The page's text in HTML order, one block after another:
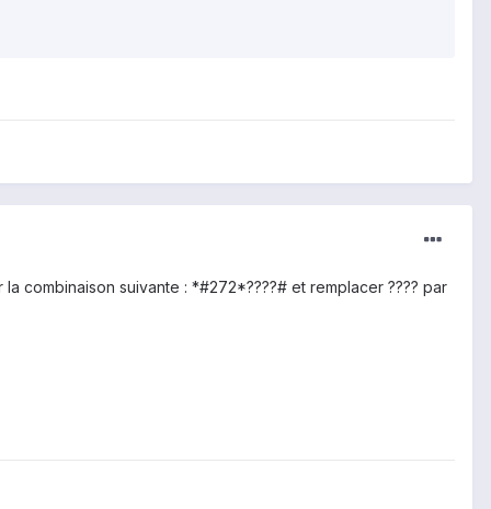
combinaison suivante : *#272*????# et remplacer ???? par